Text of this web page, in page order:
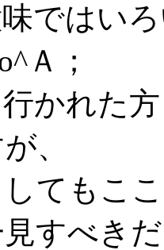
ではい
Ａ；
かれた
、
てもこ
すべき